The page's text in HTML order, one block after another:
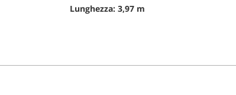
Lunghezza: 3,97 m